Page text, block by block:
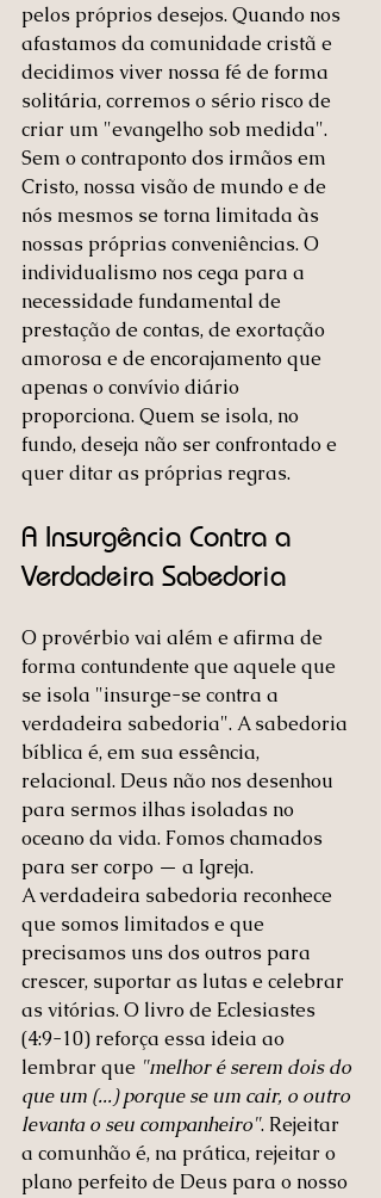
pelos próprios desejos. Quando nos
afastamos da comunidade cristã e
decidimos viver nossa fé de forma
solitária, corremos o sério risco de
criar um "evangelho sob medida".
Sem o contraponto dos irmãos em
Cristo, nossa visão de mundo e de
nós mesmos se torna limitada às
nossas próprias conveniências. O
individualismo nos cega para a
necessidade fundamental de
prestação de contas, de exortação
amorosa e de encorajamento que
apenas o convívio diário
proporciona. Quem se isola, no
fundo, deseja não ser confrontado e
quer ditar as próprias regras.
A Insurgência Contra a
Verdadeira Sabedoria
O provérbio vai além e afirma de
forma contundente que aquele que
se isola "insurge-se contra a
verdadeira sabedoria". A sabedoria
bíblica é, em sua essência,
relacional. Deus não nos desenhou
para sermos ilhas isoladas no
oceano da vida. Fomos chamados
para ser corpo — a Igreja.
A verdadeira sabedoria reconhece
que somos limitados e que
precisamos uns dos outros para
crescer, suportar as lutas e celebrar
as vitórias. O livro de Eclesiastes
(4:9-10) reforça essa ideia ao
lembrar que "melhor é serem dois do
que um (...) porque se um cair, o outro
levanta o seu companheiro". Rejeitar
a comunhão é, na prática, rejeitar o
plano perfeito de Deus para o nosso